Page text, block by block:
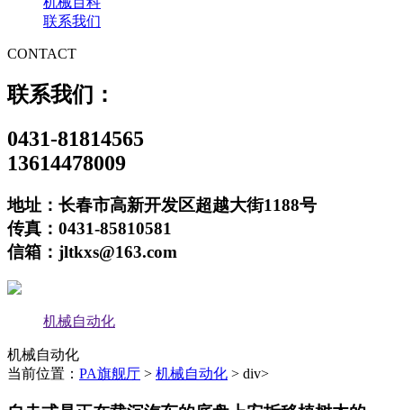
联系我们
CONTACT
联系我们：
0431-81814565
13614478009
地址：长春市高新开发区超越大街1188号
传真：0431-85810581
信箱：jltkxs@163.com
机械自动化
机械自动化
当前位置： PA旗舰厅 > 机械自动化 > div>